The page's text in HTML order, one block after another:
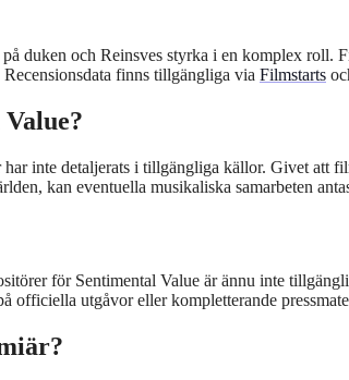
duken och Reinsves styrka i en komplex roll.
finns tillgängliga via Filmstarts
inte detaljerats i tillgängliga källor. Givet att
kan eventuella musikaliska samarbeten
för Sentimental Value är ännu inte
officiella utgåvor eller kompletterande